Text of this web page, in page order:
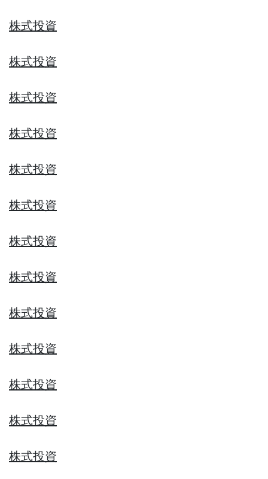
株式投資
株式投資
株式投資
株式投資
株式投資
株式投資
株式投資
株式投資
株式投資
株式投資
株式投資
株式投資
株式投資